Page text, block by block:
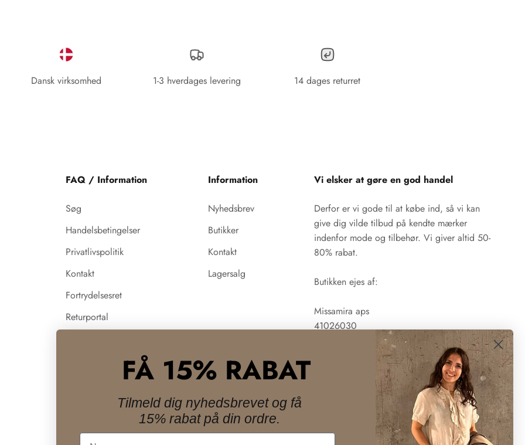
Dansk virksomhed 1-3 hverdages levering 14 dages returret
FAQ / Information
Søg
Handelsbetingelser
Privatlivspolitik
Kontakt
Fortrydelsesret
Returportal
Influencer samarbejde
Information
Nyhedsbrev
Butikker
Kontakt
Lagersalg
Vi elsker at gøre en god handel
Derfor er vi gode til at købe ind, så vi kan
give dig vilde tilbud på kendte mærker
indenfor mode og tilbehør. Vi giver altid 50-
80% rabat.
Butikken ejes af:
Missamira aps
41026030
Danmark (DKK kr.)
FÅ 15% RABAT
Tilmeld dig nyhedsbrevet og få
15% rabat på din ordre.
Navn